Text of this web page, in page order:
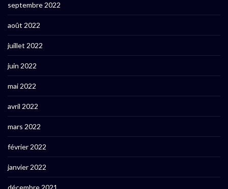
septembre 2022
août 2022
juillet 2022
juin 2022
mai 2022
avril 2022
mars 2022
février 2022
janvier 2022